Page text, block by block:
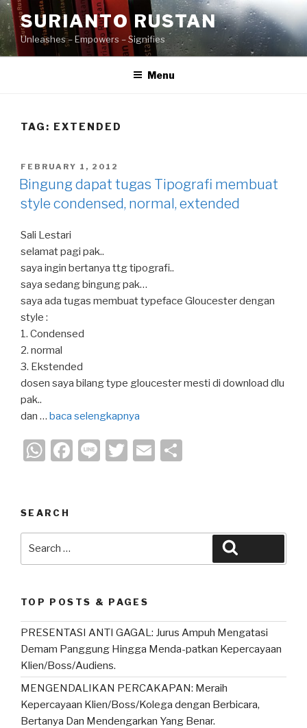
Skip
to
content
SURIANTO RUSTAN
Unleashes – Empowers – Signifies
Menu
TAG: EXTENDED
POSTED
ON
FEBRUARY 1, 2012
Bingung dapat tugas Tipografi membuat
style condensed, normal, extended
Sali Lestari
selamat pagi pak..
saya ingin bertanya ttg tipografi..
saya sedang bingung pak…
saya ada tugas membuat typeface Gloucester dengan
style :
1. Condensed
2. normal
3. Ekstended
dosen saya bilang type gloucester mesti di download dlu
pak..
dan … baca selengkapnya
W
s
A
p
F
b
o
k
Li
T
E
SEARCH
TOP POSTS & PAGES
PRESENTASI ANTI GAGAL: Jurus Ampuh Mengatasi
Demam Panggung Hingga Menda-patkan Kepercayaan
Klien/Boss/Audiens.
MENGENDALIKAN PERCAKAPAN: Meraih
Kepercayaan Klien/Boss/Kolega dengan Berbicara,
Bertanya Dan Mendengarkan Yang Benar.